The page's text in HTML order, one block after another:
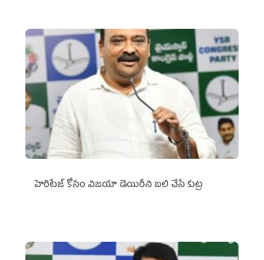
హెరిటేజ్ కోసం విజయా డెయిరీని బలి చేసే కుట్ర‌